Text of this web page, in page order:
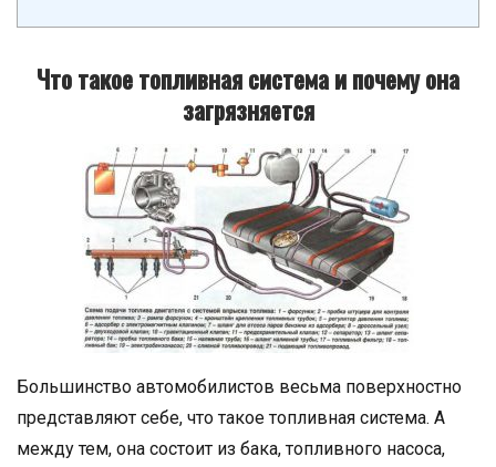
Что такое топливная система и почему она
загрязняется
Большинство автомобилистов весьма поверхностно
представляют себе, что такое топливная система. А
между тем, она состоит из бака, топливного насоса,